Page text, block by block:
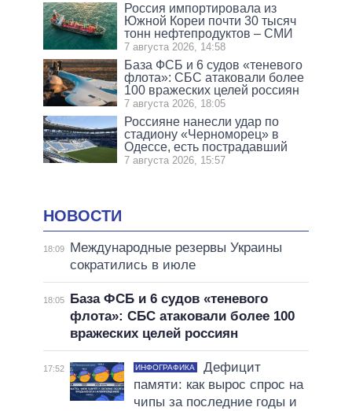
Россия импортировала из
Южной Кореи почти 30 тысяч
тонн нефтепродуктов – СМИ
7 августа 2026, 14:58
База ФСБ и 6 судов «теневого
флота»: СБС атаковали более
100 вражеских целей россиян
7 августа 2026, 18:05
Россияне нанесли удар по
стадиону «Черноморец» в
Одессе, есть пострадавший
7 августа 2026, 15:57
НОВОСТИ
18:09
Международные резервы Украины
сократились в июле
18:05
База ФСБ и 6 судов «теневого
флота»: СБС атаковали более 100
вражеских целей россиян
17:52 ИНФОГРАФИКА
Дефицит
памяти: как вырос спрос на
чипы за последние годы и